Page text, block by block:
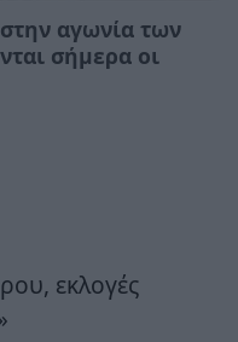
αγωνία των
σήμερα οι
εκλογές